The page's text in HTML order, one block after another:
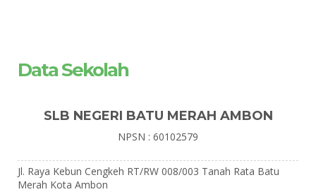
Data Sekolah
SLB NEGERI BATU MERAH AMBON
NPSN : 60102579
Jl. Raya Kebun Cengkeh RT/RW 008/003 Tanah Rata Batu
Merah Kota Ambon